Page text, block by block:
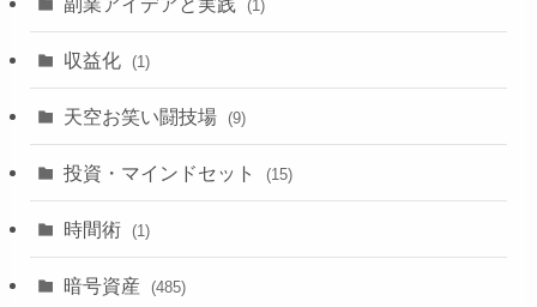
(1)
収益化 (1)
天空お笑い闘技場 (9)
投資・マインドセット (15)
時間術 (1)
暗号資産 (485)